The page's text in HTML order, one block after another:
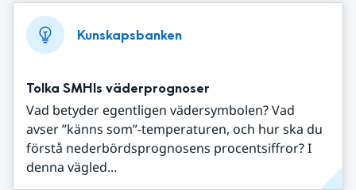
Kunskapsbanken
Tolka SMHIs väderprognoser
Vad betyder egentligen vädersymbolen? Vad
avser ”känns som”-temperaturen, och hur ska du
förstå nederbördsprognosens procentsiffror? I
denna vägled...